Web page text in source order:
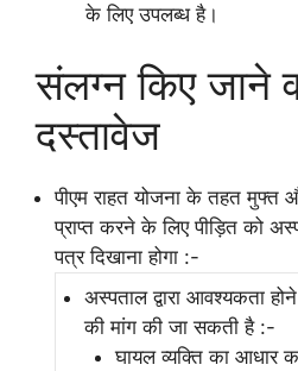
के लिए उपलब्ध है।
संलग्न किए जाने
दस्तावेज
पीएम राहत योजना के तहत
प्राप्त करने के लिए पीड़ित को
पत्र दिखाना होगा :-
अस्पताल द्वारा आवश्यकता
की मांग की जा सकती है :-
घायल व्यक्ति का आधार